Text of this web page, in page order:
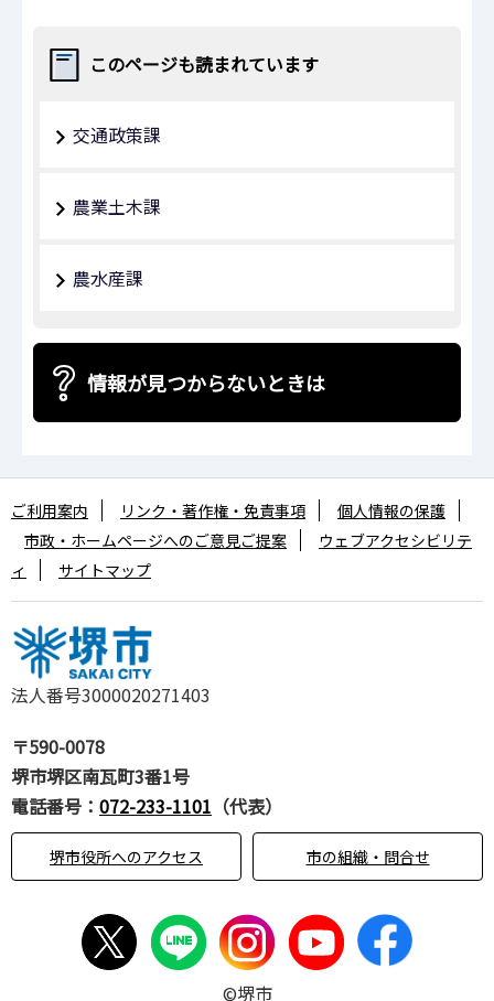
このページも読まれています
交通政策課
農業土木課
農水産課
情報が見つからないときは
法人番号3000020271403
〒590-0078
堺市堺区南瓦町3番1号
電話番号： 072-233-1101 （代表）
堺市役所へのアクセス 市の組織・問合せ
ご利用案内 リンク・著作権・免責事項
個人情報の保護
市政・ホームページへのご意見ご提案
ウェブアクセシビリテ
ィ
サイトマップ
©堺市